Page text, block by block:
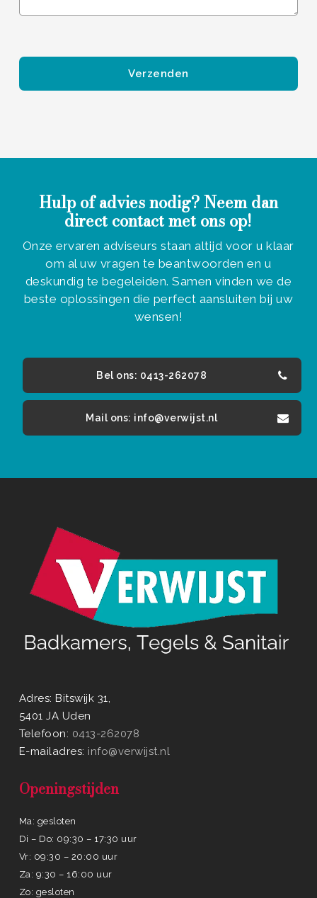
Hulp of advies nodig? Neem dan
direct contact met ons op!
Onze ervaren adviseurs staan altijd voor u klaar
om al uw vragen te beantwoorden en u
deskundig te begeleiden. Samen vinden we de
beste oplossingen die perfect aansluiten bij uw
wensen!
Bel ons: 0413-262078
Mail ons: info@verwijst.nl
Adres: Bitswijk 31,
5401 JA Uden
Telefoon: 0413-262078
E-mailadres: info@verwijst.nl
Openingstijden
Ma: gesloten
Di – Do: 09:30 – 17:30 uur
Vr: 09:30 – 20:00 uur
Za: 9:30 – 16:00 uur
Zo: gesloten